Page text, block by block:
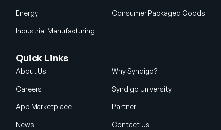
Energy Consumer Packaged Goods
Industrial Manufacturing
Quick Links
About Us Why Syndigo?
Careers Syndigo University
App Marketplace Partner
News Contact Us